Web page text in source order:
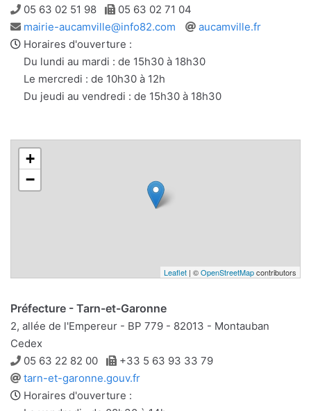
Téléphone
05 63 02 51 98 Télécopie
05 63 02 71 04
Adresse
e-
mail
mairie-aucamville@info82.com
Site
aucamville.fr
Horaires d'ouverture :
Du lundi au mardi : de 15h30 à 18h30
Le mercredi : de 10h30 à 12h
Du jeudi au vendredi : de 15h30 à 18h30
+
−
Leaflet | ©OpenStreetMapcontributors
Préfecture - Tarn-et-Garonne
2, allée de l'Empereur - BP 779 - 82013 - Montauban
Cedex
Téléphone
05 63 22 82 00 Télécopie
+33 5 63 93 33 79
Site
web
tarn-et-garonne.gouv.fr
Horaires d'ouverture :